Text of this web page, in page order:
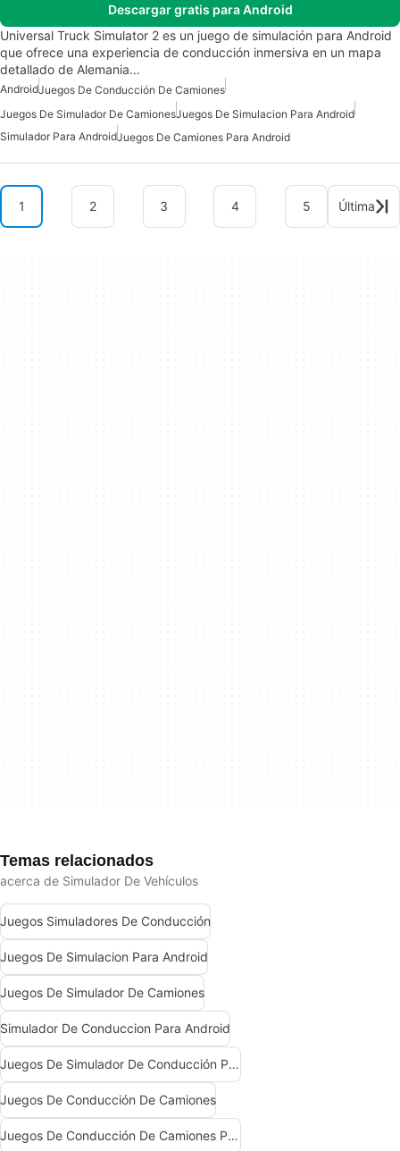
Descargar gratis para Android
Universal Truck Simulator 2 es un juego de simulación para Android
que ofrece una experiencia de conducción inmersiva en un mapa
detallado de Alemania…
AndroidJuegos De Conducción De Camiones
Juegos De Simulador De CamionesJuegos De Simulacion Para Android
Simulador Para AndroidJuegos De Camiones Para Android
1 2 3 4 5 Última
Temas relacionados
acerca de Simulador De Vehículos
Juegos Simuladores De Conducción
Juegos De Simulacion Para Android
Juegos De Simulador De Camiones
Simulador De Conduccion Para Android
Juegos De Simulador De Conducción Para Android
Juegos De Conducción De Camiones
Juegos De Conducción De Camiones Para Android